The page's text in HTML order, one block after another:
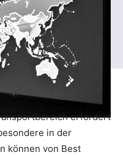
erfordert
in der
können von Best